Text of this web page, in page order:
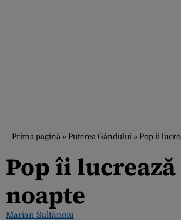
Prima pagină » Puterea Gândului » Pop îi
Pop îi
noapte
Marian Sultănoiu